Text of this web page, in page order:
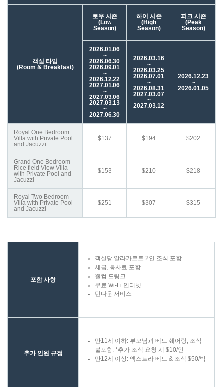
객실 타입
(Room & Breakfast)
로우 시즌
(Low
Season)
하이 시즌
(High
Season)
피크 시즌
(Peak
Season)
2026.01.06
~
2026.06.30
2026.09.01
~
2026.12.22
2027.01.06
~
2027.03.06
2027.03.13
~
2027.06.30
2026.03.16
~
2026.03.25
2026.07.01
~
2026.08.31
2027.03.07
~
2027.03.12
2026.12.23
~
2026.01.05
Royal One Bedroom
Villa with Private Pool
and Jacuzzi
$137 $194 $202
Grand One Bedroom
Rice field View Villa
with Private Pool and
Jacuzzi
$153 $210 $218
Royal Two Bedroom
Villa with Private Pool
and Jacuzzi
$251 $307 $315
포함 사항
객실당 알라카르트 2인 조식 포함
세금, 봉사료 포함
웰컴 드링크
무료 Wi-Fi 인터넷
턴다운 서비스
추가 인원 규정
만11세 이하: 부모님과 베드 쉐어링, 조식
불포함. *추가 조식 요청 시 $10/인
만12세 이상: 엑스트라 베드 & 조식 $50/박